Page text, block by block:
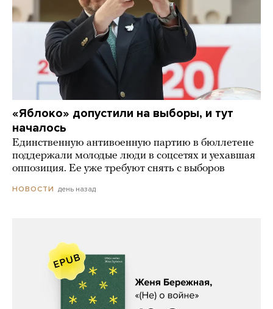
«Яблоко» допустили на выборы, и тут
началось
Единственную антивоенную партию в бюллетене
поддержали молодые люди в соцсетях и уехавшая
оппозиция. Ее уже требуют снять с выборов
НОВОСТИ день назад